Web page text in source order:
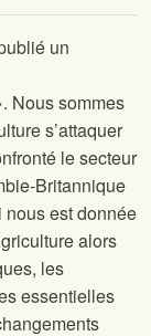
un
Nous sommes
s’attaquer
le secteur
Britannique
nous est donnée
alors
les
essentielles